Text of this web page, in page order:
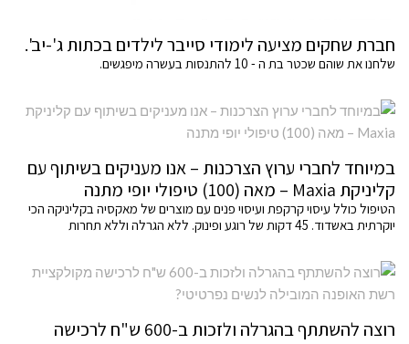
חברת שחקים מציעה לימודי סייבר לילדים בכתות ג'-יב'.
שלחנו את שוהם שכטר בת ה - 10 להתנסות בעשרה מיפגשים.
במיוחד לחברי ערוץ הצרכנות – אנו מעניקים בשיתוף עם
קליניקת Maxia – מאה (100) טיפולי יופי מתנה
הטיפול כולל עיסוי קרקפת ועיסוי פנים עם מוצרים של מאקסיה בקליניקה הכי
יוקרתית באשדוד. 45 דקות של רוגע ופינוק. ללא הגרלה וללא תחרות
רוצה להשתתף בהגרלה ולזכות ב-600 ש"ח לרכישה